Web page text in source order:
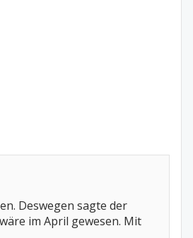
Deswegen sagte der
im April gewesen. Mit